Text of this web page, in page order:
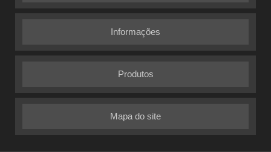
Informações
Produtos
Mapa do site